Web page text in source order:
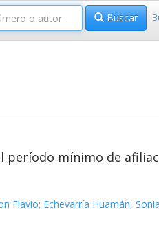
Buscar
período mínimo de
Flavio; Echevarría Huamán,